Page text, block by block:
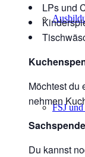
FSJ
LPs und
Möchtest du
nehmen
Du kannst